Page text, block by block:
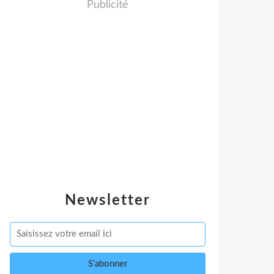
Newsletter
Publicité